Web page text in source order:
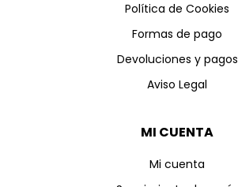
Política de Cookies
Formas de pago
Devoluciones y pagos
Aviso Legal
MI CUENTA
Mi cuenta